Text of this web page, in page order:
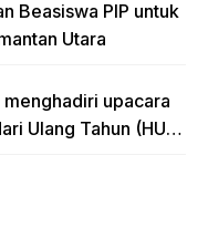
Beasiswa PIP untuk
Utara
upacara
Ulang Tahun (HUT)